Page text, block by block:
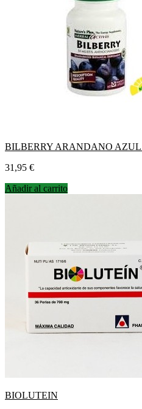
BILBERRY ARANDANO AZUL
Precio
31,95 €
Añadir al carrito
BIOLUTEIN